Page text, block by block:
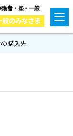
護者・塾・一般
般のみなさま
購入先